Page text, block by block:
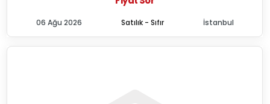
Satılık - Sıfır
06 Ağu 2026 İstanbul